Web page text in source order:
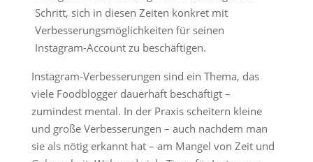
Schritt, sich in diesen Zeiten konkret mit
Verbesserungsmöglichkeiten für seinen
Instagram-Account zu beschäftigen.
Instagram-Verbesserungen sind ein Thema, das
viele Foodblogger dauerhaft beschäftigt –
zumindest mental. In der Praxis scheitern kleine
und große Verbesserungen – auch nachdem man
sie als nötig erkannt hat – am Mangel von Zeit und